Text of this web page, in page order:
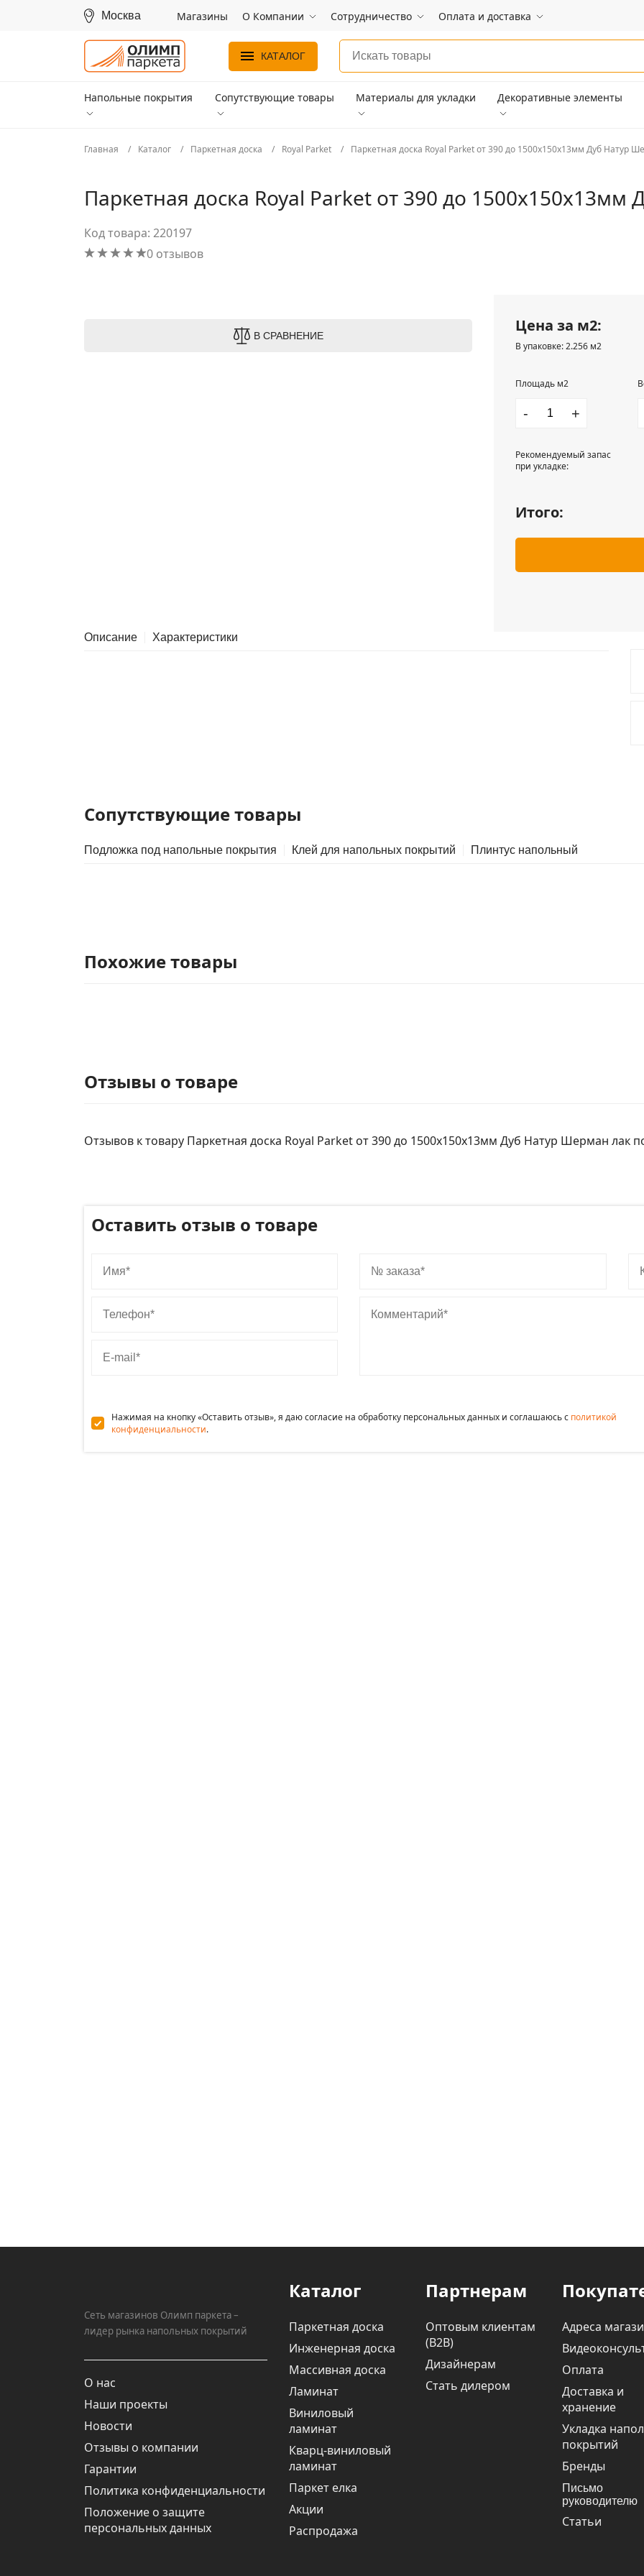
Москва Магазины О Компании Сотрудничество Оплата и доставка
КАТАЛОГ
Напольные покрытия Сопутствующие товары Материалы для укладки Декоративные элементы
Главная Каталог Паркетная доска Royal Parket Паркетная доска Royal Parket от 390 до 1500х150х13мм Дуб Натур
Паркетная доска Royal Parket от 390 до
Код товара: 220197
0 отзывов
В СРАВНЕНИЕ
Цена за м2:
В упаковке: 2.256 м2
Площадь м2
- +
Рекомендуемый запас
при укладке:
Итого:
Описание Характеристики
Сопутствующие товары
Подложка под напольные покрытия Клей для напольных покрытий Плинтус напольный
Похожие товары
Отзывы о товаре
Отзывов к товару Паркетная доска Royal Parket от 390 до 1500х150х13мм Дуб Натур Шерман лак
Оставить отзыв о товаре
Нажимая на кнопку «Оставить отзыв», я даю согласие на обработку персональных данных и соглашаюсь c политикой
конфиденциальности.
Сеть магазинов Олимп паркета –
лидер рынка напольных покрытий
О нас
Наши проекты
Новости
Отзывы о компании
Гарантии
Политика конфиденциальности
Положение о защите
персональных данных
Каталог
Паркетная доска
Инженерная доска
Массивная доска
Ламинат
Виниловый
ламинат
Кварц-виниловый
ламинат
Паркет елка
Акции
Распродажа
Партнерам
Оптовым клиентам
(В2В)
Дизайнерам
Стать дилером
Адреса
Оплата
Доставка и
хранение
Укладка
покрытий
Бренды
Письмо
руководителю
Статьи